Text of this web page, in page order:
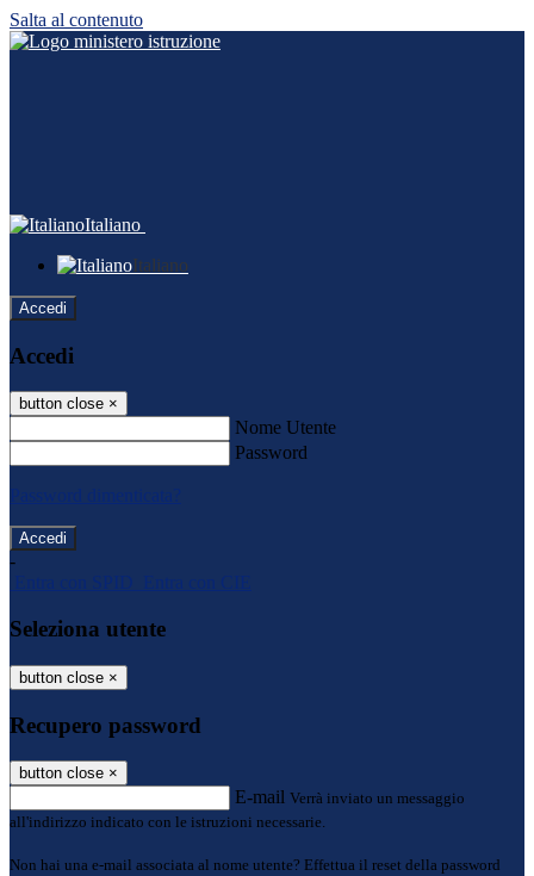
Salta al contenuto
Italiano
Italiano
Accedi
Accedi
button close ×
Nome Utente
Password
Password dimenticata?
-
Entra con SPID
Entra con CIE
Seleziona utente
button close ×
Recupero password
button close ×
E-mail Verrà inviato un messaggio
all'indirizzo indicato con le istruzioni necessarie.
Non hai una e-mail associata al nome utente? Effettua il reset della password